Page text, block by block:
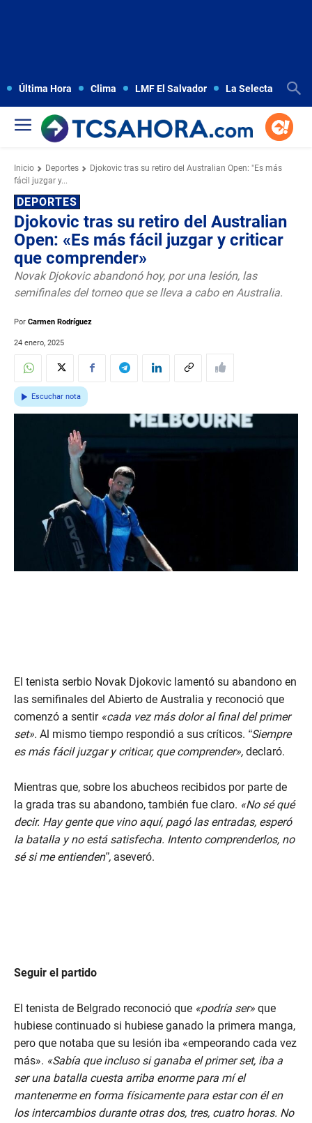
Última Hora Clima LMF El Salvador La Selecta
Inicio Deportes
Djokovic tras su retiro del Australian Open: "Es más
fácil juzgar y...
DEPORTES
Djokovic tras su retiro del Australian
Open: «Es más fácil juzgar y criticar
que comprender»
Novak Djokovic abandonó hoy, por una lesión, las
semifinales del torneo que se lleva a cabo en Australia.
Por Carmen Rodríguez
24 enero, 2025
Escuchar nota
El tenista serbio Novak Djokovic lamentó su abandono en
las semifinales del Abierto de Australia y reconoció que
comenzó a sentir «cada vez más dolor al final del primer
set». Al mismo tiempo respondió a sus críticos. “Siempre
es más fácil juzgar y criticar, que comprender», declaró.
Mientras que, sobre los abucheos recibidos por parte de
la grada tras su abandono, también fue claro. «No sé qué
decir. Hay gente que vino aquí, pagó las entradas, esperó
la batalla y no está satisfecha. Intento comprenderlos, no
sé si me entienden”, aseveró.
Seguir el partido
El tenista de Belgrado reconoció que «podría ser» que
hubiese continuado si hubiese ganado la primera manga,
pero que notaba que su lesión iba «empeorando cada vez
más». «Sabía que incluso si ganaba el primer set, iba a
ser una batalla cuesta arriba enorme para mí el
mantenerme en forma físicamente para estar con él en
los intercambios durante otras dos, tres, cuatro horas. No